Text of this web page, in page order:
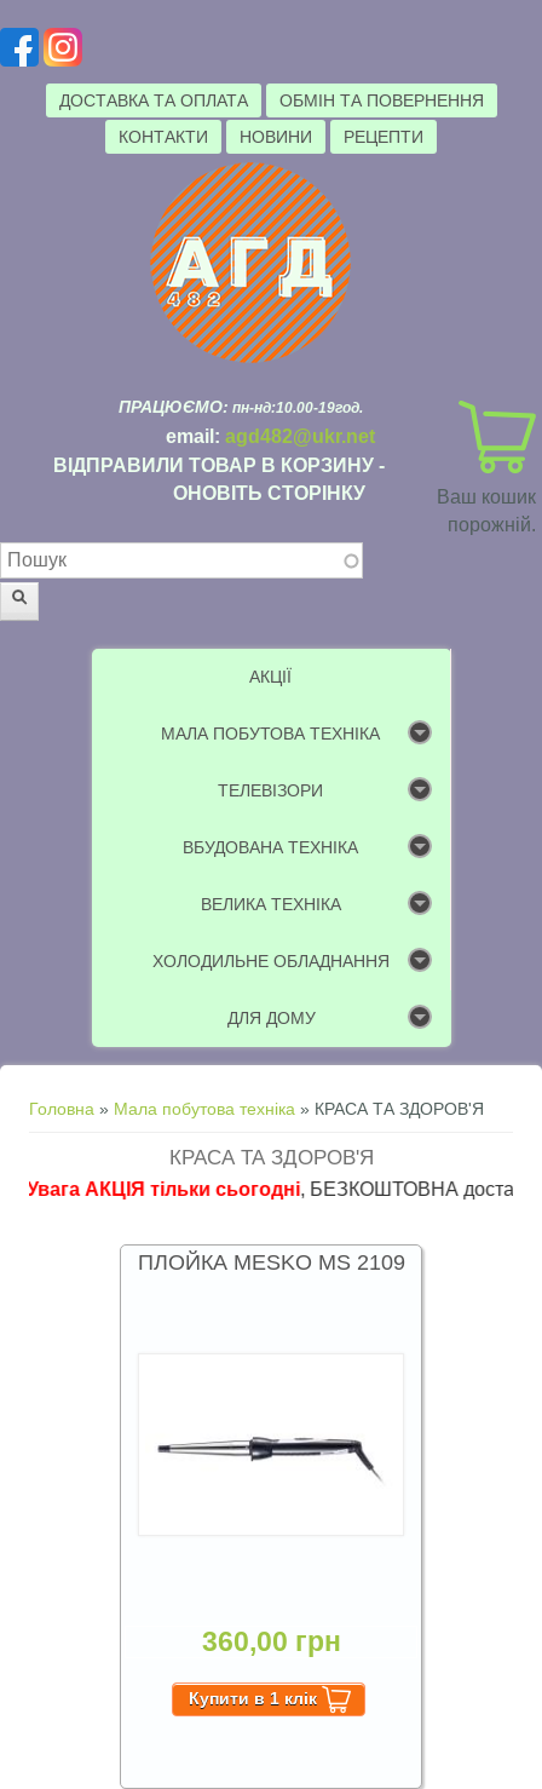
ДОСТАВКА ТА ОПЛАТА
ОБМІН ТА ПОВЕРНЕННЯ
КОНТАКТИ
НОВИНИ РЕЦЕПТИ
Ваш кошик
порожній.
ПРАЦЮЄМО: пн-нд:10.00-19год.
email: agd482@ukr.net
ВІДПРАВИЛИ ТОВАР В КОРЗИНУ -
ОНОВІТЬ СТОРІНКУ
Пошукова форма
АКЦІЇ
МАЛА ПОБУТОВА ТЕХНІКА
ТЕЛЕВІЗОРИ
ВБУДОВАНА ТЕХНІКА
ВЕЛИКА ТЕХНІКА
ХОЛОДИЛЬНЕ ОБЛАДНАННЯ
ДЛЯ ДОМУ
Ви є тут
Головна » Мала побутова техніка » КРАСА ТА ЗДОРОВ'Я
КРАСА ТА ЗДОРОВ'Я
АКЦІЯ тільки сьогодні, БЕЗКОШТОВНА доставка в
ПЛОЙКА MESKO MS 2109
360,00 грн